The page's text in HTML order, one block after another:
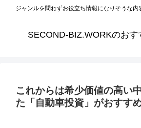
ジャンルを問わずお役立ち情報になりそうな内
SECOND-BIZ.WORKのおす
これからは希少価値の高い
た「自動車投資」がおすすめ